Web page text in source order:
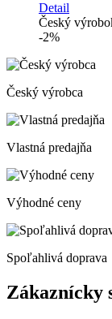
Detail
Český
-2%
Český výrobca
Vlastná predajňa
Výhodné ceny
Spoľahlivá doprava
Zákaznícky